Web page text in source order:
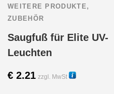
WEITERE PRODUKTE ,
ZUBEHÖR
Saugfuß für Elite UV-
Leuchten
€ 2.21 zzgl. MwSt